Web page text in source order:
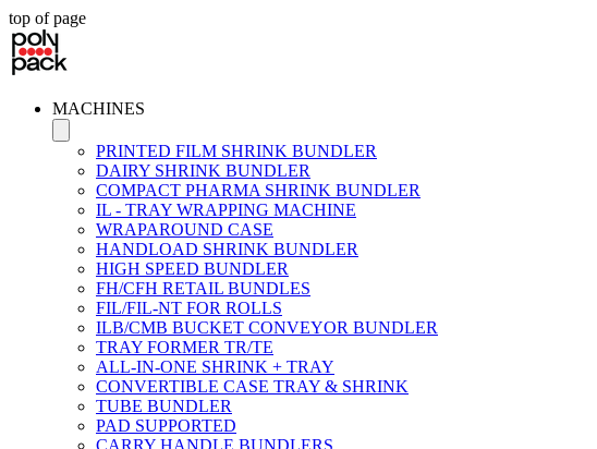
top of page
MACHINES
PRINTED FILM SHRINK BUNDLER
DAIRY SHRINK BUNDLER
COMPACT PHARMA SHRINK BUNDLER
IL - TRAY WRAPPING MACHINE
WRAPAROUND CASE
HANDLOAD SHRINK BUNDLER
HIGH SPEED BUNDLER
FH/CFH RETAIL BUNDLES
FIL/FIL-NT FOR ROLLS
ILB/CMB BUCKET CONVEYOR BUNDLER
TRAY FORMER TR/TE
ALL-IN-ONE SHRINK + TRAY
CONVERTIBLE CASE TRAY & SHRINK
TUBE BUNDLER
PAD SUPPORTED
CARRY HANDLE BUNDLERS